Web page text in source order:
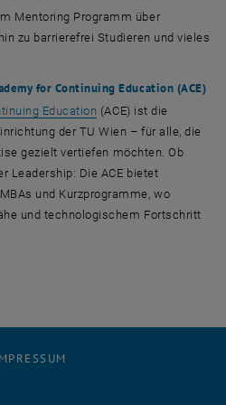
Mentoring Programm über
zu barrierefrei Studieren und vieles
for Continuing Education (ACE)
Education (ACE) ist die
der TU Wien – für alle, die
gezielt vertiefen möchten. Ob
Leadership: Die ACE bietet
und Kurzprogramme, wo
und technologischem Fortschritt